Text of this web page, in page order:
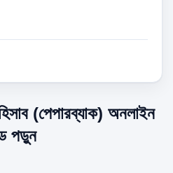
(পেপারব্যাক) অনলাইন
পড়ুন